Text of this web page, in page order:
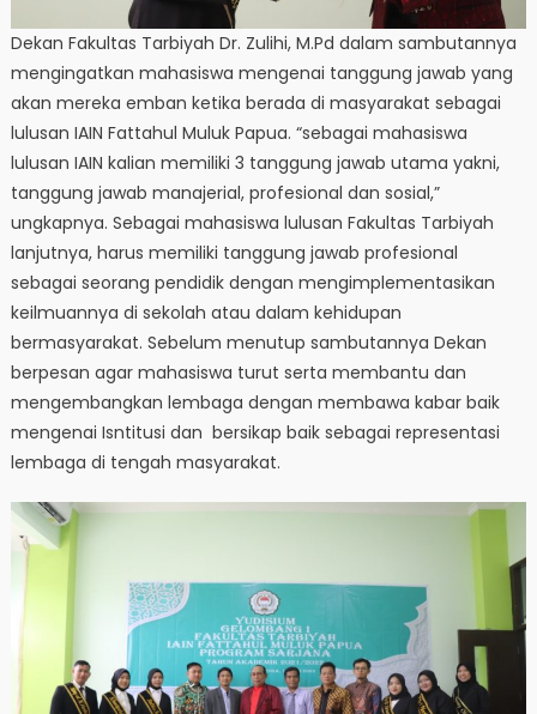
Dekan Fakultas Tarbiyah Dr. Zulihi, M.Pd dalam sambutannya
mengingatkan mahasiswa mengenai tanggung jawab yang
akan mereka emban ketika berada di masyarakat sebagai
lulusan IAIN Fattahul Muluk Papua. “sebagai mahasiswa
lulusan IAIN kalian memiliki 3 tanggung jawab utama yakni,
tanggung jawab manajerial, profesional dan sosial,”
ungkapnya. Sebagai mahasiswa lulusan Fakultas Tarbiyah
lanjutnya, harus memiliki tanggung jawab profesional
sebagai seorang pendidik dengan mengimplementasikan
keilmuannya di sekolah atau dalam kehidupan
bermasyarakat. Sebelum menutup sambutannya Dekan
berpesan agar mahasiswa turut serta membantu dan
mengembangkan lembaga dengan membawa kabar baik
mengenai Isntitusi dan bersikap baik sebagai representasi
lembaga di tengah masyarakat.